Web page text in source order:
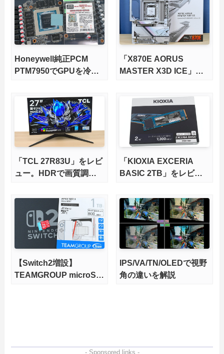
徹底検証
Honeywell純正PCM
PTM7950でGPUを冷や
「X870E AORUS
MASTER X3D ICE」を
さらに高速にする完全版
X870Eマザーボードを徹
底検証
「TCL 27R83U」をレビ
ュー。HDRで画質調整
輝度も発揮！
「KIOXIA EXCERIA
BASIC 2TB」をレビュ
力、高性能、高コスパを
実現！
【Switch2増設】
TEAMGROUP microSD
IPS/VA/TN/OLEDで視野
角の違いを解説
- Sponsored links -